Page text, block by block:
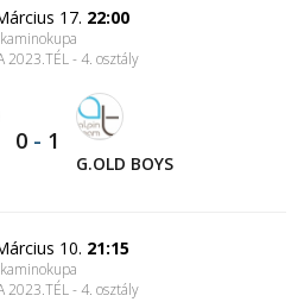
17. 22:00
kaminokupa
2023.TÉL - 4. osztály
0 - 1
G.OLD BOYS
10. 21:15
kaminokupa
2023.TÉL - 4. osztály